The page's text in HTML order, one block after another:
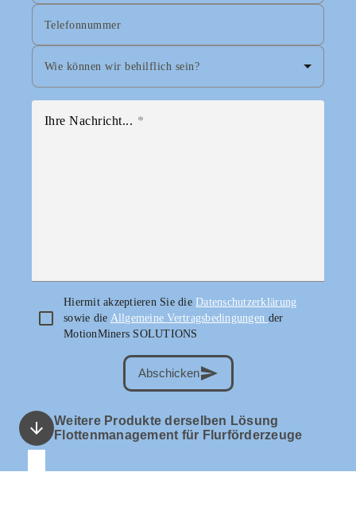
Telefonnummer
Wie können wir behilflich sein?
Ihre Nachricht...
Hiermit akzeptieren Sie dieDatenschutzerklärung
sowie die Allgemeine Vertragsbedingungen der
MotionMiners SOLUTIONS
Abschickensend
arrow_downward
Weitere Produkte derselben Lösung
Flottenmanagement für Flurförderzeuge